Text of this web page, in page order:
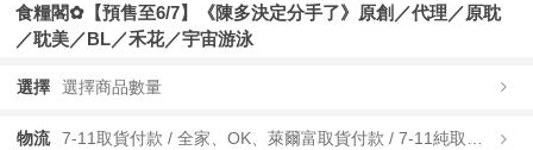
食糧閣✿【預售至6/7】《陳多決定分手了》原創／代理／原耽
／耽美／BL／禾花／宇宙游泳
選擇 選擇商品數量
物流